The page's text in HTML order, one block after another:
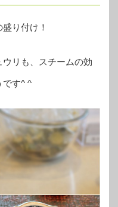
り付け！
リも、スチームの効
です^ ^